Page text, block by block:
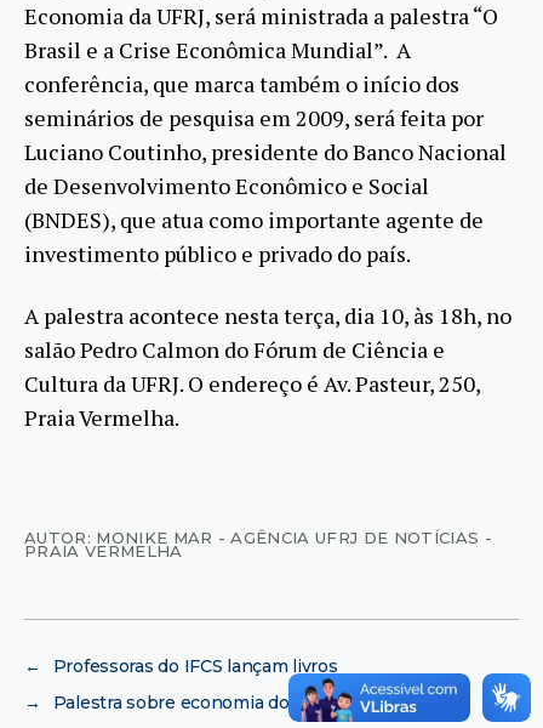
Economia da UFRJ, será ministrada a palestra “O
Brasil e a Crise Econômica Mundial”. A
conferência, que marca também o início dos
seminários de pesquisa em 2009, será feita por
Luciano Coutinho, presidente do Banco Nacional
de Desenvolvimento Econômico e Social
(BNDES), que atua como importante agente de
investimento público e privado do país.
A palestra acontece nesta terça, dia 10, às 18h, no
salão Pedro Calmon do Fórum de Ciência e
Cultura da UFRJ. O endereço é Av. Pasteur, 250,
Praia Vermelha.
AUTOR: MONIKE MAR - AGÊNCIA UFRJ DE NOTÍCIAS -
PRAIA VERMELHA
←
Professoras do IFCS lançam livros
→
Palestra sobre economia do conhecimento